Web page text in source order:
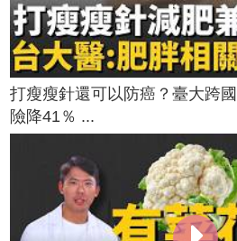
打瘦瘦針還可以防癌？臺大跨
險降41％ ...